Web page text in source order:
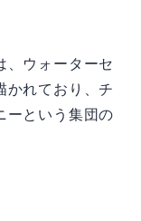
、ウォーターセ
かれており、チ
ーという集団の